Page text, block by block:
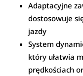
Adaptacyjne
dostosowuje
jazdy
System
który ułatwia
prędkościach